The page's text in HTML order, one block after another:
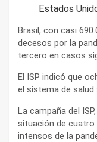
Estados
Brasil, con casi
decesos por la
tercero en casos
El ISP indicó que
el sistema de salud
La campaña del
situación de
intensos de la